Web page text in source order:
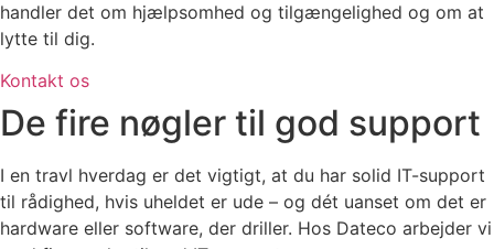
handler det om hjælpsomhed og tilgængelighed og om at
lytte til dig.
Kontakt os
De fire nøgler til god support
I en travl hverdag er det vigtigt, at du har solid IT-support
til rådighed, hvis uheldet er ude – og dét uanset om det er
hardware eller software, der driller. Hos Dateco arbejder vi